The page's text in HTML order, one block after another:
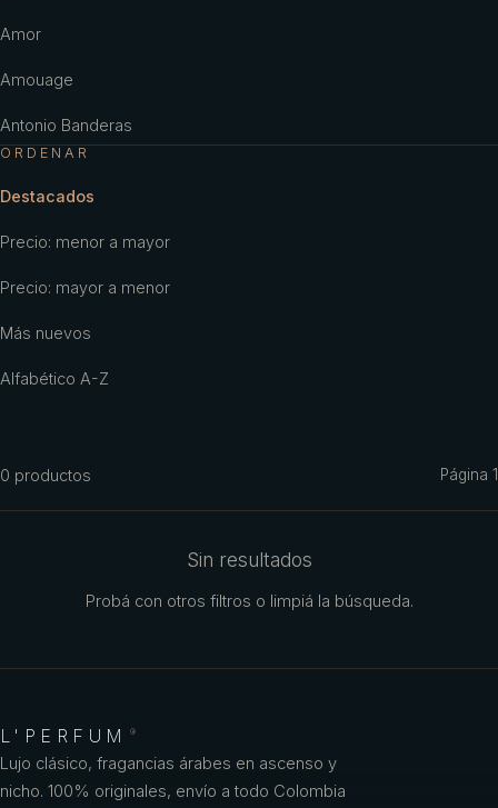
Amor
Amouage
Antonio Banderas
Benetton
Britney Spears
Burberry
ORDENAR
Destacados
Precio: menor a mayor
Precio: mayor a menor
Más nuevos
Alfabético A-Z
0 productos Página 1
Sin resultados
Probá con otros filtros o limpiá la búsqueda.
L'PERFUM ®
Lujo clásico, fragancias árabes en ascenso y
nicho. 100% originales, envío a todo Colombia